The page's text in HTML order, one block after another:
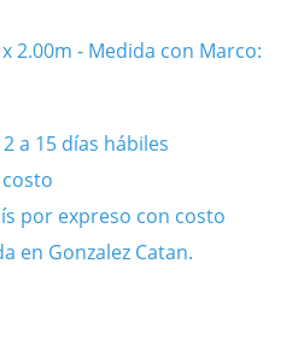
2.00m - Medida con Marco:
a 15 días hábiles
costo
por expreso con costo
en Gonzalez Catan.